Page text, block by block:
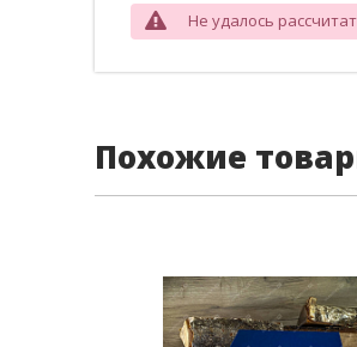
Не удалось
Похожие